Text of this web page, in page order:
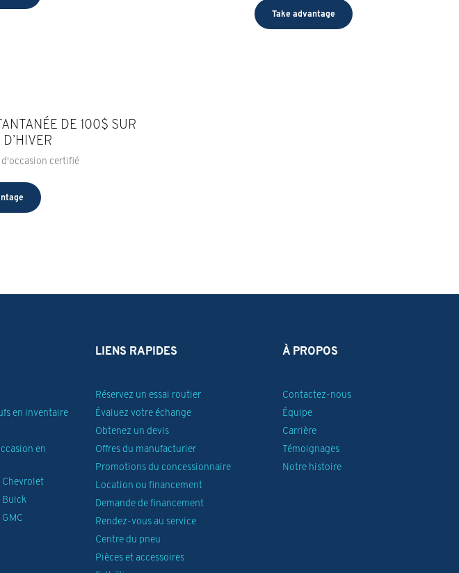
Take advantage
DE 100$ SUR
certifié
en inventaire
en
Chevrolet
Buick
LIENS RAPIDES
Réservez un essai routier
Évaluez votre échange
Obtenez un devis
Offres du manufacturier
Promotions du concessionnaire
Location ou financement
Demande de financement
Rendez-vous au service
Centre du pneu
Pièces et accessoires
À PROPOS
Contactez-nous
Équipe
Carrière
Témoignages
Notre histoire